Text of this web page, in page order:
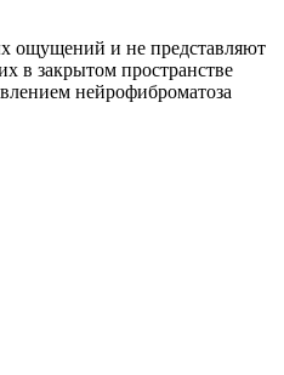
ощущений и не представляют
в закрытом пространстве
нейрофиброматоза